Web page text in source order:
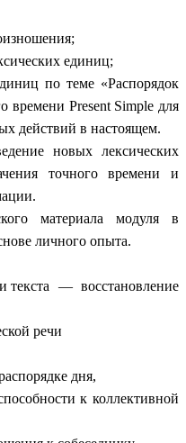
единиц;
по теме «Распорядок
времени Present Simple для
действий в настоящем.
новых лексических
точного времени и
материала модуля в
личного опыта.
текста — восстановление
речи
дня,
к коллективной